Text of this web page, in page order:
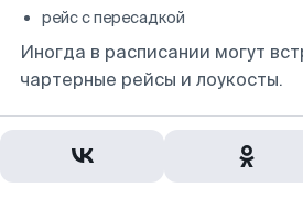
рейс с пересадкой
Иногда в расписании могут
чартерные рейсы и лоукосты.